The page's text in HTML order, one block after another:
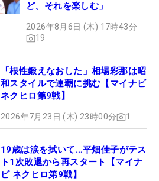
ど、それを楽しむ」
2026年8月6日 (木) 17時43分
19
「根性鍛えなおした」相場彩那は昭
和スタイルで連覇に挑む【マイナビ
ネクヒロ第9戦】
2026年7月23日 (木) 23時00分 1
19歳は涙を拭いて…平畑佳子がテス
ト1次敗退から再スタート【マイナ
ビ ネクヒロ第9戦】